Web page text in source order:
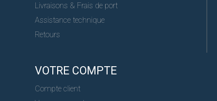
Livraisons & Frais de port
Assistance technique
Retours
VOTRE COMPTE
Compte client